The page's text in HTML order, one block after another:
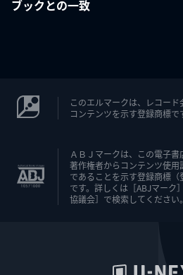
ブックとの一致
このエルマークは、レコー
コンテンツを示す登録商標で
ＡＢＪマークは、この電子書
著作権者からコンテンツ使
であることを示す登録商標（
です。詳しくは［ABJマーク
協議会］で検索してください。